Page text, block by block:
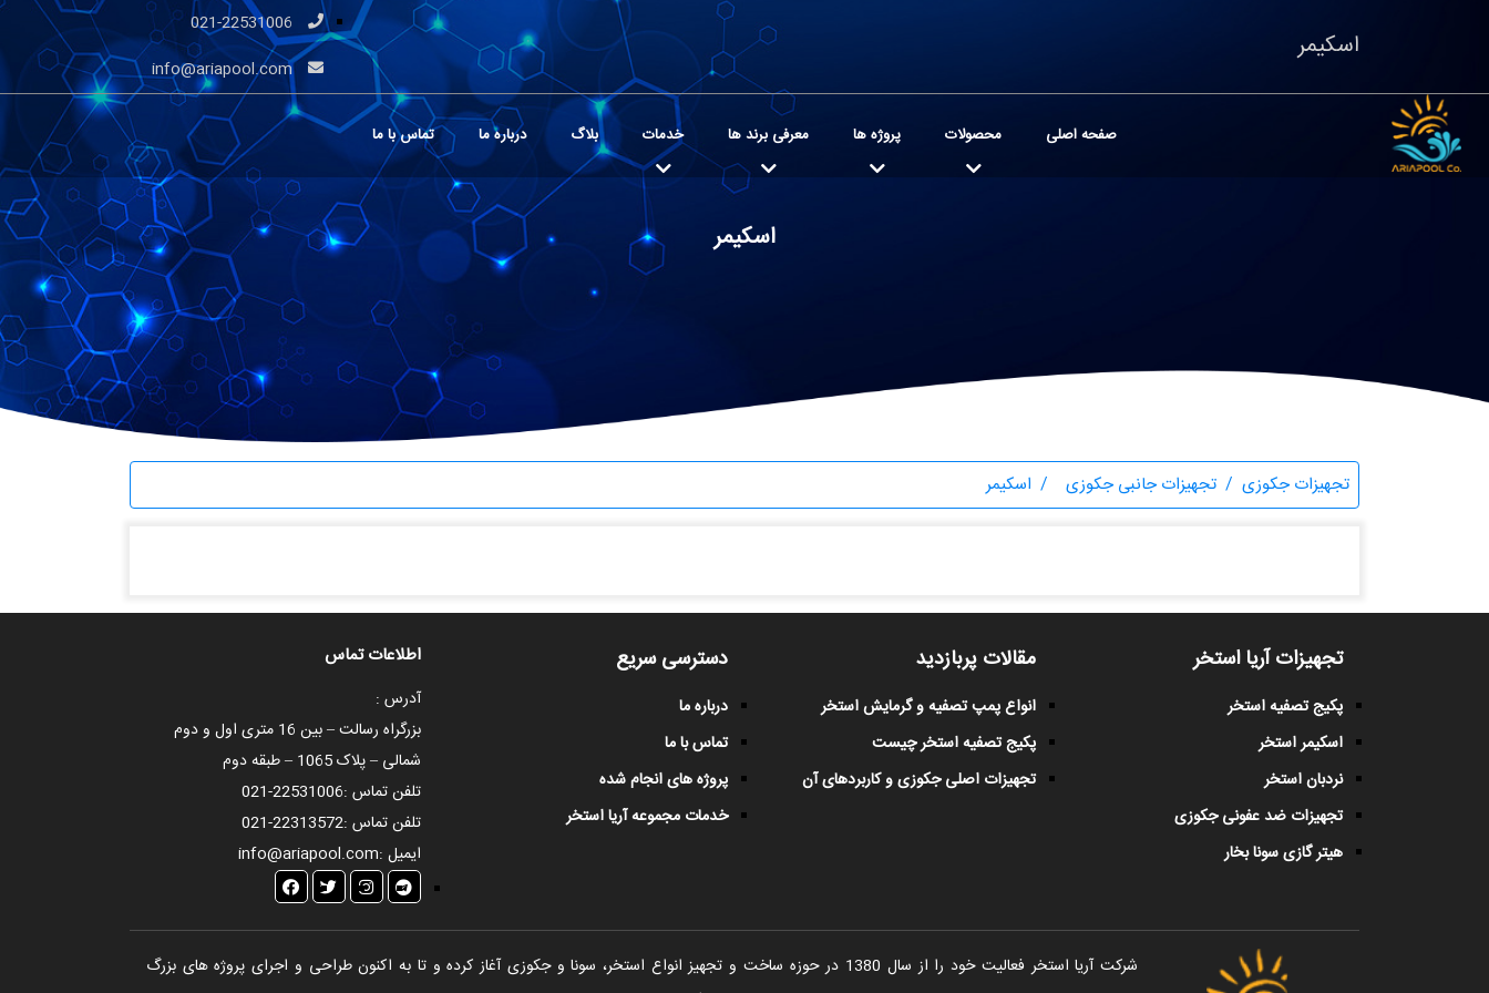
اسکیمر
info@ariapool.com
صفحه اصلی محصولات پروژه ها معرفی برند ها خدمات بلاگ درباره ما تماس با ما
اسکیمر
تجهیزات جکوزی تجهیزات جانبی جکوزی اسکیمر
تجهیزات آریا استخر
پکیج تصفیه استخر
اسکیمر استخر
نردبان استخر
تجهیزات ضد عفونی جکوزی
هیتر گازی سونا بخار
مقالات پربازدید
انواع پمپ تصفیه و گرمایش استخر
پکیج تصفیه استخر چیست
تجهیزات اصلی جکوزی و کاربردهای آن
دسترسی سریع
درباره ما
تماس با ما
پروژه های انجام شده
خدمات مجموعه آریا استخر
اطلاعات تماس
آدرس :
بزرگراه رسالت – بین 16 متری اول و دوم
شمالی – پلاک 1065 – طبقه دوم
تلفن تماس :021-22531006
تلفن تماس :021-22313572
ایمیل :info@ariapool.com
شرکت آریا استخر فعالیت خود را از سال 1380 در حوزه ساخت و تجهیز انواع استخر، سونا و جکوزی آغاز کرده و تا به اکنون طراحی و اجرای پروژه های بزرگ